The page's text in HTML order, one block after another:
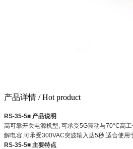
产品详情 / Hot product
RS-35-5■ 产品说明
高可靠开关电源机型, 可承受5G震动与70°C高
解电容,可承受300VAC突波输入达5秒,适合使用
RS-35-5■ 主要特点